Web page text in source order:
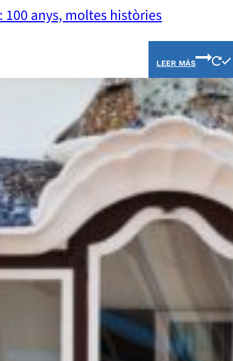
100 anys, moltes històries
LEER MÁS